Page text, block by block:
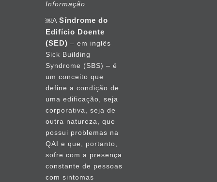
Informação.
￼A Síndrome do
Edifício Doente
(SED) – em inglês
Sick Building
Syndrome (SBS) – é
um conceito que
define a condição de
uma edificação, seja
corporativa, seja de
outra natureza, que
possui problemas na
QAI e que, portanto,
sofre com a presença
constante de pessoas
com sintomas